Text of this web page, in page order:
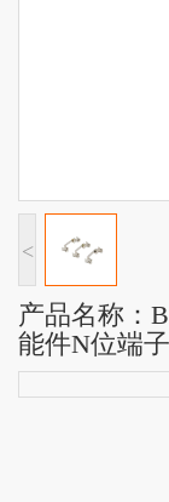
<
产品名称：
能件N位端